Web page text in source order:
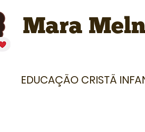
Mara
EDUCAÇÃO CRISTÃ